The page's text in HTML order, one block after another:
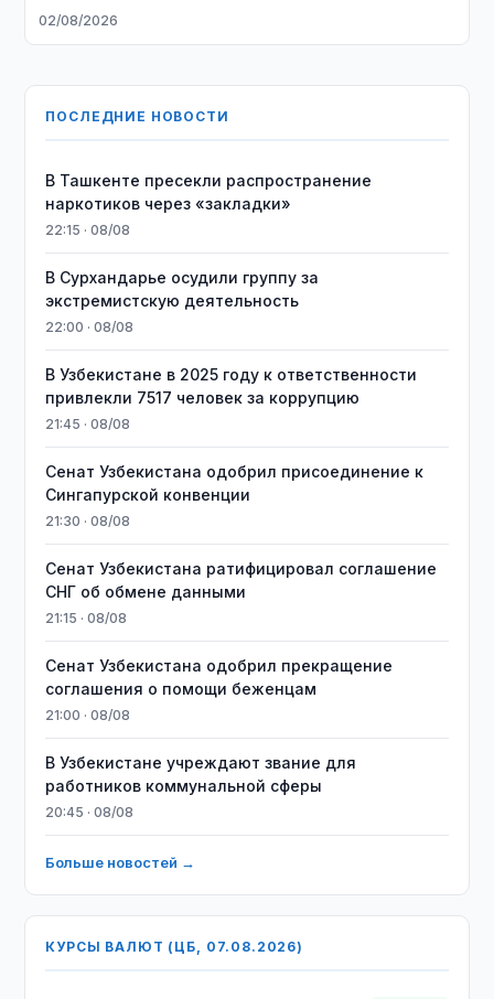
02/08/2026
ПОСЛЕДНИЕ НОВОСТИ
В Ташкенте пресекли распространение
наркотиков через «закладки»
22:15 · 08/08
В Сурхандарье осудили группу за
экстремистскую деятельность
22:00 · 08/08
В Узбекистане в 2025 году к ответственности
привлекли 7517 человек за коррупцию
21:45 · 08/08
Сенат Узбекистана одобрил присоединение к
Сингапурской конвенции
21:30 · 08/08
Сенат Узбекистана ратифицировал соглашение
СНГ об обмене данными
21:15 · 08/08
Сенат Узбекистана одобрил прекращение
соглашения о помощи беженцам
21:00 · 08/08
В Узбекистане учреждают звание для
работников коммунальной сферы
20:45 · 08/08
Больше новостей →
КУРСЫ ВАЛЮТ (ЦБ, 07.08.2026)